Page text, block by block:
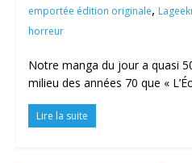
emportée édition originale,
horreur
Notre manga du jour a quasi
milieu des années 70 que «
Lire la suite